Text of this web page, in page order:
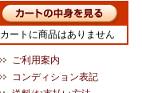
カートに商品はありません
ご利用案内
コンディション表記